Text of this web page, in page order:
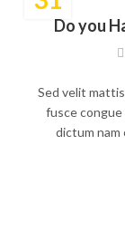
Do you
Sed velit
fusce congue
dictum nam